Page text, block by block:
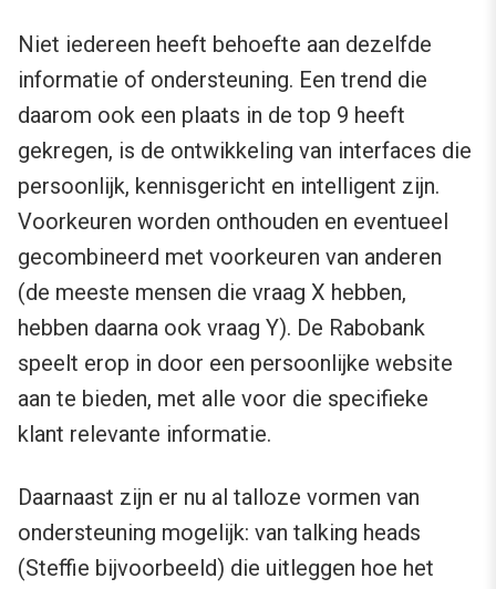
Niet iedereen heeft behoefte aan dezelfde
informatie of ondersteuning. Een trend die
daarom ook een plaats in de top 9 heeft
gekregen, is de ontwikkeling van interfaces die
persoonlijk, kennisgericht en intelligent zijn.
Voorkeuren worden onthouden en eventueel
gecombineerd met voorkeuren van anderen
(de meeste mensen die vraag X hebben,
hebben daarna ook vraag Y). De Rabobank
speelt erop in door een persoonlijke website
aan te bieden, met alle voor die specifieke
klant relevante informatie.
Daarnaast zijn er nu al talloze vormen van
ondersteuning mogelijk: van talking heads
(Steffie bijvoorbeeld) die uitleggen hoe het